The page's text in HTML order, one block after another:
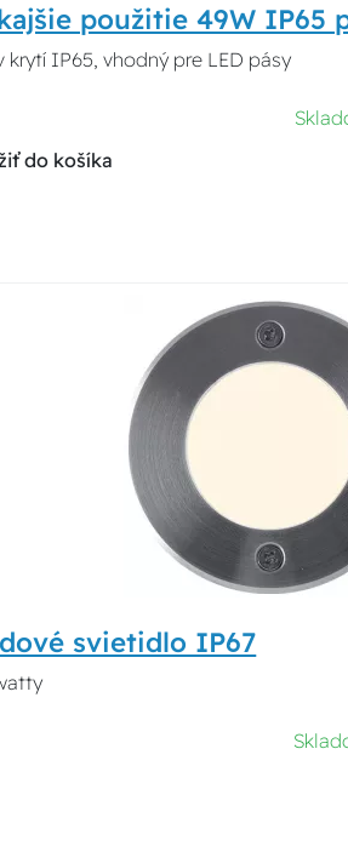
použitie 49W IP65
krytí IP65, vhodný pre LED pásy
do košíka
svietidlo IP67